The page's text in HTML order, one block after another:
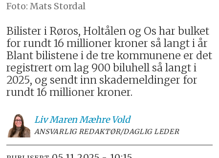
Mats Stordal
Bilister i Røros, Holtålen og Os har bulket
for rundt 16 millioner kroner så langt i år
Blant bilistene i de tre kommunene er det
registrert om lag 900 biluhell så langt i
2025, og sendt inn skademeldinger for
rundt 16 millioner kroner.
Liv MarenMæhre Vold
ANSVARLIG REDAKTØR/DAGLIG LEDER